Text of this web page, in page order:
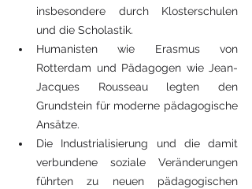
insbesondere durch Klosterschulen
und die Scholastik.
Humanisten wie Erasmus von
Rotterdam und Pädagogen wie Jean-
Jacques Rousseau legten den
Grundstein für moderne pädagogische
Ansätze.
Die Industrialisierung und die damit
verbundene soziale Veränderungen
führten zu neuen pädagogischen